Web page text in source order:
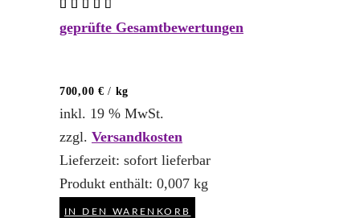
4.50
geprüfte Gesamtbewertungen
700,00 € / kg
inkl. 19 % MwSt.
zzgl. Versandkosten
Lieferzeit: sofort lieferbar
Produkt enthält: 0,007 kg
IN DEN WARENKORB